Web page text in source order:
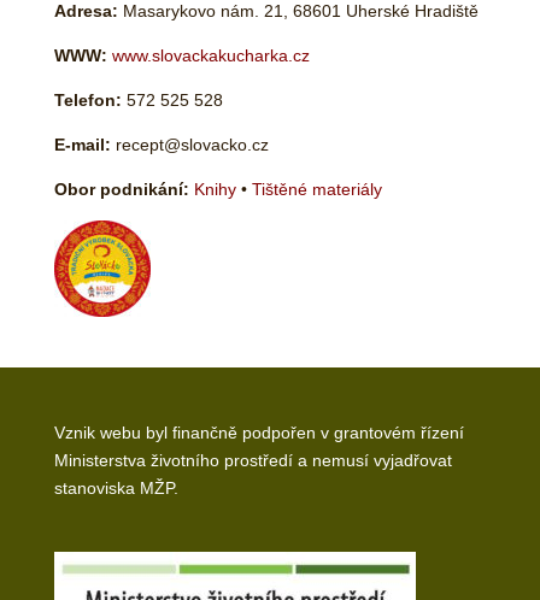
Adresa: Masarykovo nám. 21, 68601 Uherské Hradiště
WWW: www.slovackakucharka.cz
Telefon: 572 525 528
E-mail: recept@slovacko.cz
Obor podnikání: Knihy• Tištěné materiály
Vznik webu byl finančně podpořen v grantovém řízení
Ministerstva životního prostředí a nemusí vyjadřovat
stanoviska MŽP.